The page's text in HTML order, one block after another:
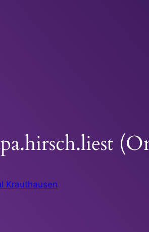
Krauthausen